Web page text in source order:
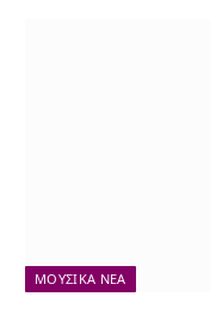
ΜΟΥΣΙΚΆ ΝΈΑ